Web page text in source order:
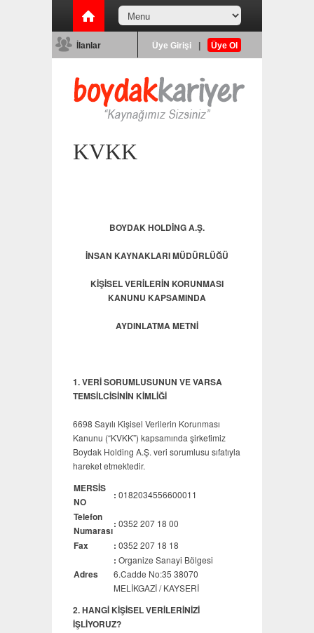
İlanlar Üye Girişi Üye Ol
KVKK
BOYDAK HOLDİNG A.Ş.
İNSAN KAYNAKLARI MÜDÜRLÜĞÜ
KİŞİSEL VERİLERİN KORUNMASI
KANUNU KAPSAMINDA
AYDINLATMA METNİ
1. VERİ SORUMLUSUNUN VE VARSA
TEMSİLCİSİNİN KİMLİĞİ
6698 Sayılı Kişisel Verilerin Korunması
Kanunu (“KVKK”) kapsamında şirketimiz
Boydak Holding A.Ş. veri sorumlusu sıfatıyla
hareket etmektedir.
MERSİS
NO
: 0182034556600011
Telefon
Numarası
: 0352 207 18 00
Fax : 0352 207 18 18
Adres
: Organize Sanayi Bölgesi
6.Cadde No:35 38070
MELİKGAZİ / KAYSERİ
2. HANGİ KİŞİSEL VERİLERİNİZİ
İŞLİYORUZ?